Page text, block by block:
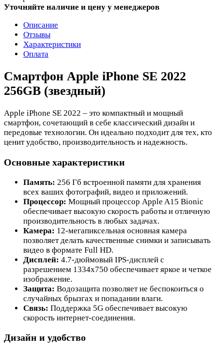
Уточняйте наличие и цену у менеджеров
Описание
Отзывы
Характеристики
Оплата
Смартфон Apple iPhone SE 2022
256GB (звездный)
Apple iPhone SE 2022 – это компактный и мощный
смартфон, сочетающий в себе классический дизайн и
передовые технологии. Он идеально подходит для тех, кто
ценит удобство, производительность и надежность.
Основные характеристики
Память: 256 Гб встроенной памяти для хранения
всех ваших фотографий, видео и приложений.
Процессор: Мощный процессор Apple A15 Bionic
обеспечивает высокую скорость работы и отличную
производительность в любых задачах.
Камера: 12-мегапиксельная основная камера
позволяет делать качественные снимки и записывать
видео в формате Full HD.
Дисплей: 4.7-дюймовый IPS-дисплей с
разрешением 1334x750 обеспечивает яркое и четкое
изображение.
Защита: Водозащита позволяет не беспокоиться о
случайных брызгах и попадании влаги.
Связь: Поддержка 5G обеспечивает высокую
скорость интернет-соединения.
Дизайн и удобство